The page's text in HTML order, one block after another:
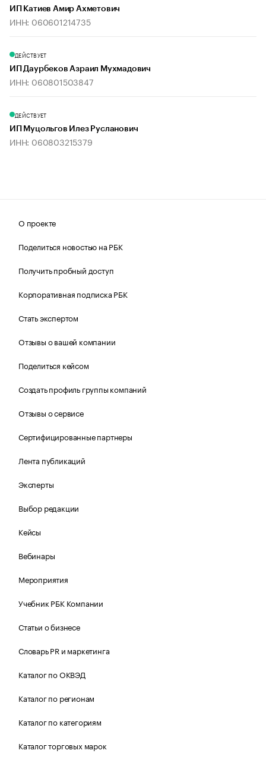
ИП Катиев Амир Ахметович
ИНН: 060601214735
ДЕЙСТВУЕТ
ИП Даурбеков Азраил Мухмадович
ИНН: 060801503847
ДЕЙСТВУЕТ
ИП Муцольгов Илез Русланович
ИНН: 060803215379
О проекте
Поделиться новостью на РБК
Получить пробный доступ
Корпоративная подписка РБК
Стать экспертом
Отзывы о вашей компании
Поделиться кейсом
Создать профиль группы компаний
Отзывы о сервисе
Сертифицированные партнеры
Лента публикаций
Эксперты
Выбор редакции
Кейсы
Вебинары
Мероприятия
Учебник РБК Компании
Статьи о бизнесе
Словарь PR и маркетинга
Каталог по ОКВЭД
Каталог по регионам
Каталог по категориям
Каталог торговых марок